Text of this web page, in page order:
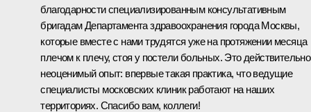
благодарности специализированным консультативным
бригадам Департамента здравоохранения города Москвы,
которые вместе с нами трудятся уже на протяжении месяца
плечом к плечу, стоя у постели больных. Это действительно
неоценимый опыт: впервые такая практика, что ведущие
специалисты московских клиник работают на наших
территориях. Спасибо вам, коллеги!